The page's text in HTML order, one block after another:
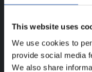
This website uses
We use cookies to
provide social media
We also share